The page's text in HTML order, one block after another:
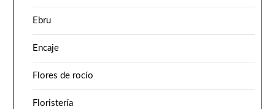
Ebru
Encaje
Flores de rocío
Floristería